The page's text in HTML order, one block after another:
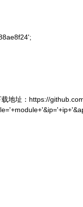
地址：https://